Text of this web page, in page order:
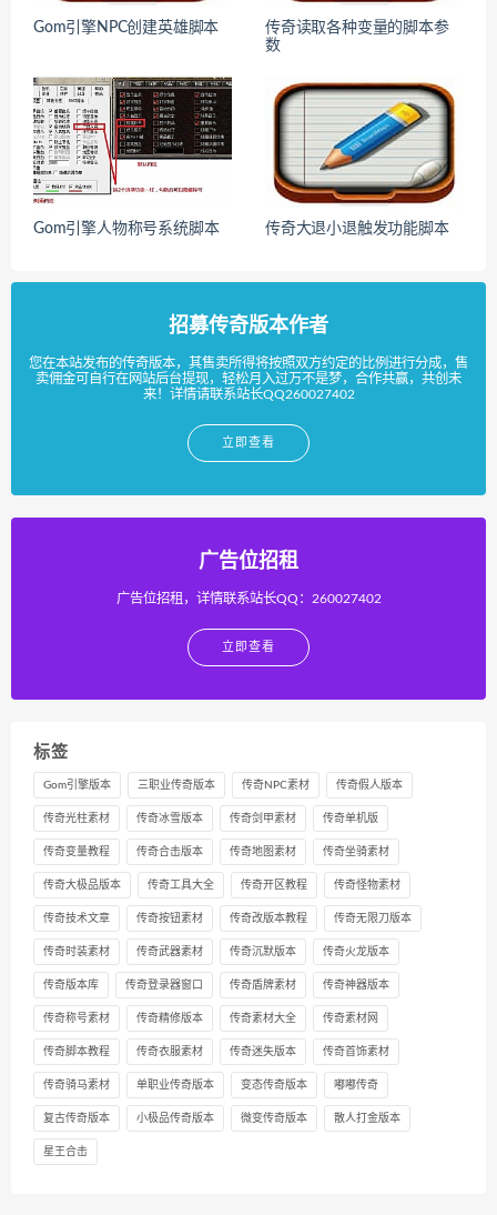
Gom引擎NPC创建英雄脚本
传奇读取各种变量的脚本参
数
Gom引擎人物称号系统脚本 传奇大退小退触发功能脚本
招募传奇版本作者
您在本站发布的传奇版本，其售卖所得将按照双方约定的比例进行分成，售
卖佣金可自行在网站后台提现，轻松月入过万不是梦，合作共赢，共创未
来！详情请联系站长QQ260027402
立即查看
广告位招租
广告位招租，详情联系站长QQ：260027402
立即查看
标签
Gom引擎版本 三职业传奇版本 传奇NPC素材 传奇假人版本
传奇光柱素材 传奇冰雪版本 传奇剑甲素材 传奇单机版
传奇变量教程 传奇合击版本 传奇地图素材 传奇坐骑素材
传奇大极品版本 传奇工具大全 传奇开区教程 传奇怪物素材
传奇技术文章 传奇按钮素材 传奇改版本教程 传奇无限刀版本
传奇时装素材 传奇武器素材 传奇沉默版本 传奇火龙版本
传奇版本库 传奇登录器窗口 传奇盾牌素材 传奇神器版本
传奇称号素材 传奇精修版本 传奇素材大全 传奇素材网
传奇脚本教程 传奇衣服素材 传奇迷失版本 传奇首饰素材
传奇骑马素材 单职业传奇版本 变态传奇版本 嘟嘟传奇
复古传奇版本 小极品传奇版本 微变传奇版本 散人打金版本
星王合击